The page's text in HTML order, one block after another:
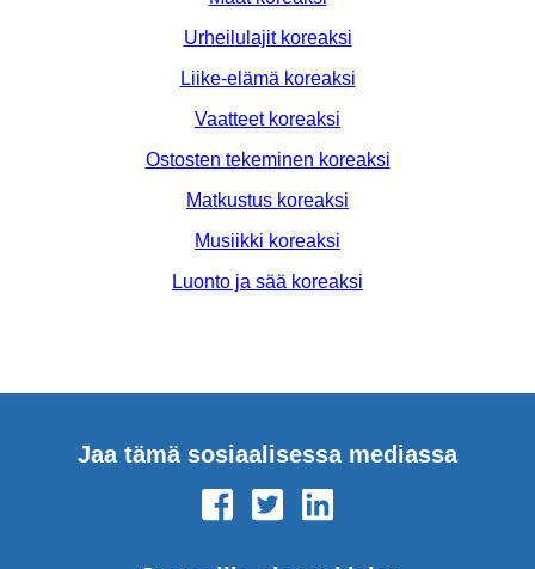
Urheilulajit koreaksi
Liike-elämä koreaksi
Vaatteet koreaksi
Ostosten tekeminen koreaksi
Matkustus koreaksi
Musiikki koreaksi
Luonto ja sää koreaksi
Jaa tämä sosiaalisessa mediassa